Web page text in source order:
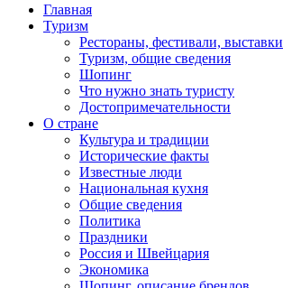
Главная
Туризм
Рестораны, фестивали, выставки
Туризм, общие сведения
Шопинг
Что нужно знать туристу
Достопримечательности
О стране
Культура и традиции
Исторические факты
Известные люди
Национальная кухня
Общие сведения
Политика
Праздники
Россия и Швейцария
Экономика